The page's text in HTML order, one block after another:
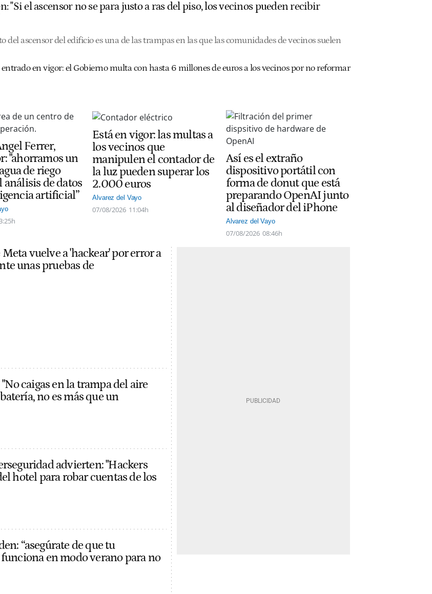
"Si el ascensor no se para justo a ras del piso, los vecinos pueden recibir
ascensor del edificio es una de las trampas en las que las comunidades de vecinos suelen
entrado en vigor: el Gobierno multa con hasta 6 millones de euros a los vecinos por no reformar
Ferrer,
"ahorramos un
de riego
análisis de datos
artificial”
Está en vigor: las multas a
los vecinos que
manipulen el contador de
la luz pueden superar los
2.000 euros
Alvarez del Vayo
07/08/2026 11:04h
Así es el extraño
dispositivo portátil con
forma de donut que está
preparando OpenAI junto
al diseñador del iPhone
Alvarez del Vayo
07/08/2026 08:46h
vuelve a 'hackear' por error a
unas pruebas de
caigas en la trampa del aire
no es más que un
advierten: "Hackers
hotel para robar cuentas de los
“asegúrate de que tu
en modo verano para no